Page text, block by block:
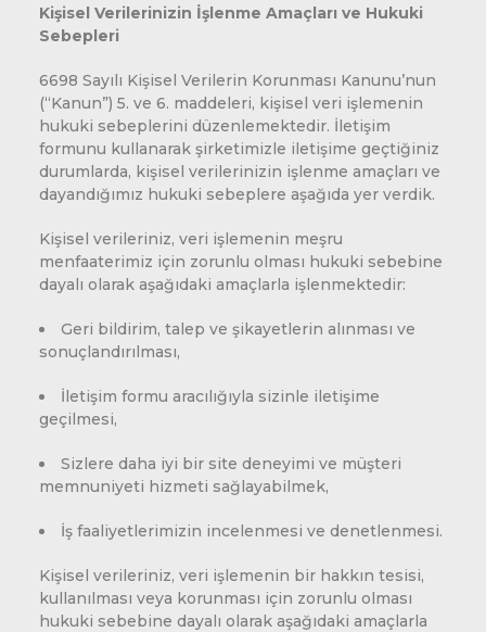
Kişisel Verilerinizin İşlenme Amaçları ve Hukuki
Sebepleri
6698 Sayılı Kişisel Verilerin Korunması Kanunu’nun
(“Kanun”) 5. ve 6. maddeleri, kişisel veri işlemenin
hukuki sebeplerini düzenlemektedir. İletişim
formunu kullanarak şirketimizle iletişime geçtiğiniz
durumlarda, kişisel verilerinizin işlenme amaçları ve
dayandığımız hukuki sebeplere aşağıda yer verdik.
Kişisel verileriniz, veri işlemenin meşru
menfaaterimiz için zorunlu olması hukuki sebebine
dayalı olarak aşağıdaki amaçlarla işlenmektedir:
Geri bildirim, talep ve şikayetlerin alınması ve
sonuçlandırılması,
İletişim formu aracılığıyla sizinle iletişime
geçilmesi,
Sizlere daha iyi bir site deneyimi ve müşteri
memnuniyeti hizmeti sağlayabilmek,
İş faaliyetlerimizin incelenmesi ve denetlenmesi.
Kişisel verileriniz, veri işlemenin bir hakkın tesisi,
kullanılması veya korunması için zorunlu olması
hukuki sebebine dayalı olarak aşağıdaki amaçlarla